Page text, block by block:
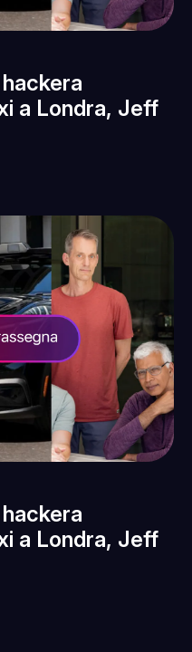
a Londra, Jeff
a Londra, Jeff